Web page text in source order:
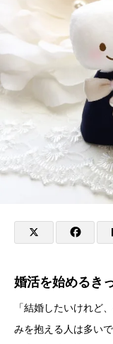
婚活を始めるき
「結婚したいけれど
みを抱える人は多い